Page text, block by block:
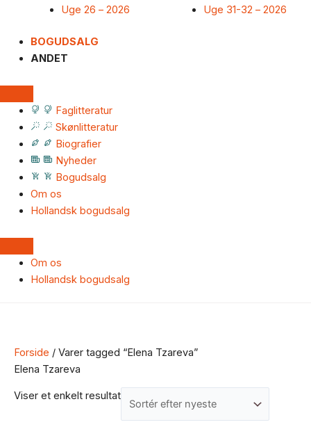
Uge 26 – 2026
Uge 31-32 – 2026
BOGUDSALG
ANDET
Faglitteratur
Skønlitteratur
Biografier
Nyheder
Bogudsalg
Om os
Hollandsk bogudsalg
Om os
Hollandsk bogudsalg
Forside / Varer tagged “Elena Tzareva”
Elena Tzareva
Viser et enkelt resultat